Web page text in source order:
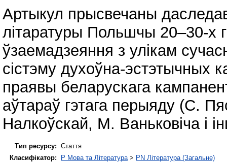
Артыкул прысвечаны
літаратуры Польшчы 20–30-х
ўзаемадзеяння з улікам
сістэму духоўна-эстэтычных
праявы беларускага
аўтараў гэтага перыяду (С.
Налкоўскай, М. Ваньковіча і
Тип ресурсу: Стаття
Класифікатор:
P Мова та Література > PN Література (Загальне)